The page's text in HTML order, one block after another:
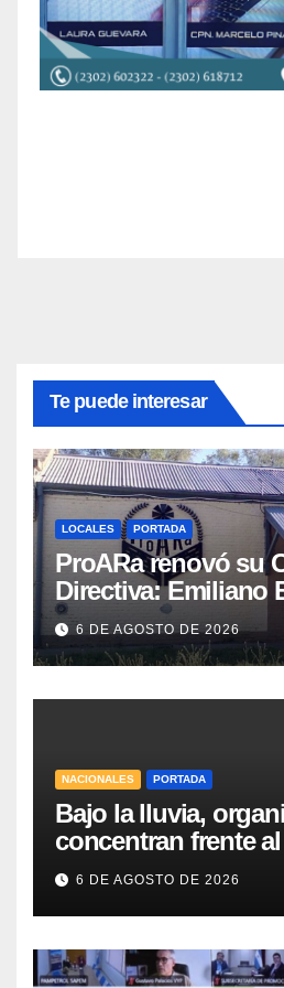
Te puede interesar
LOCALES PORTADA
ProARa renovó su
Directiva: Emiliano
el nuevo
6 DE AGOSTO DE 2026
NACIONALES PORTADA
Bajo la lluvia,
concentran frente
contra de la Ley de
Privada
6 DE AGOSTO DE 2026